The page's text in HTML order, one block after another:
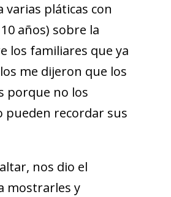
varias pláticas con
años) sobre la
los familiares que ya
me dijeron que los
porque no los
pueden recordar sus
nos dio el
mostrarles y